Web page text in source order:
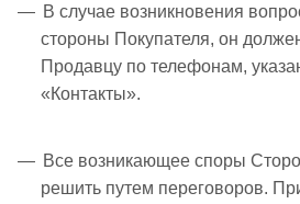
В случае возникновения
стороны Покупателя, он
Продавцу по телефонам,
«Контакты».
Все возникающее споры
решить путем переговоров.